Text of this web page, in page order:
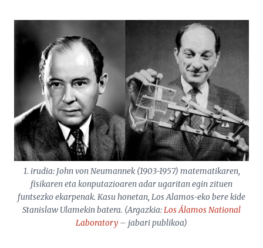
1. irudia: John von Neumannek (1903-1957) matematikaren,
fisikaren eta konputazioaren adar ugaritan egin zituen
funtsezko ekarpenak. Kasu honetan, Los Alamos-eko bere kide
Stanislaw Ulamekin batera. (Argazkia:Los Álamos National
Laboratory – jabari publikoa)